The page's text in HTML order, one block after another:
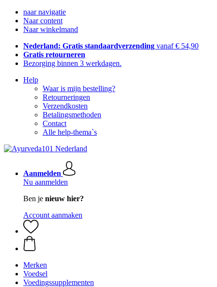
naar navigatie
Naar content
Naar winkelmand
Nederland: Gratis standaardverzending vanaf € 54,90
Gratis retourneren
Bezorging binnen 3 werkdagen.
Help
Waar is mijn bestelling?
Retourneringen
Verzendkosten
Betalingsmethoden
Contact
Alle help-thema`s
Aanmelden
Nu aanmelden
Ben je nieuw hier?
Account aanmaken
Merken
Voedsel
Voedingssupplementen